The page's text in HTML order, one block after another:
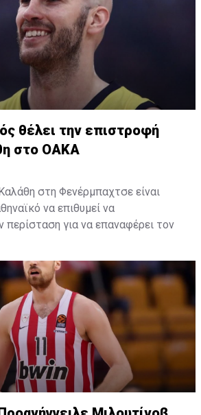
με τον Ερυθρό Αστέρα,
να πληρώνει στη
ευρώ και να εξασφαλίζει την
την επόμενη περίοδο.
να ανακοινωθεί και επίσημα,
επόμενο χρονικό διάστημα, όπου
η συμμετοχή της Βαλένθια ή της
Euroleague της νέας σεζόν.
θέλει την επιστροφή
στο ΟΑΚΑ
στη Φενέρμπαχτσε είναι
να επιθυμεί να
περίσταση για να επαναφέρει τον
Φενέρμπαχτσε, η οποία θα
μεταγραφική ενίσχυση. Τούτο
παράλληλα, τις αποχωρήσεις
που αποτέλεσαν βασικά
το 2022/23.
Καλάθης. Ο ομογενής γκαρντ
συνεργασίας το περσινό
ώρα όμως είναι πιθανό το
αποχώρησης. Αν και